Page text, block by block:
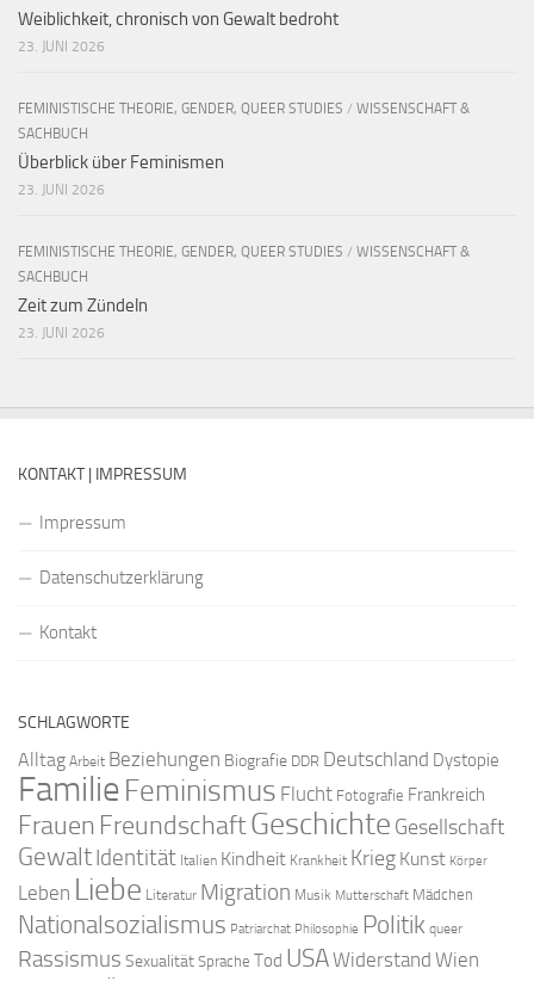
Weiblichkeit, chronisch von Gewalt bedroht
23. JUNI 2026
FEMINISTISCHE THEORIE, GENDER, QUEER STUDIES / WISSENSCHAFT &
SACHBUCH
Überblick über Feminismen
23. JUNI 2026
FEMINISTISCHE THEORIE, GENDER, QUEER STUDIES / WISSENSCHAFT &
SACHBUCH
Zeit zum Zündeln
23. JUNI 2026
KONTAKT | IMPRESSUM
Impressum
Datenschutzerklärung
Kontakt
SCHLAGWORTE
Alltag Arbeit Beziehungen Biografie DDR Deutschland Dystopie
FamilieFeminismus Flucht Fotografie Frankreich
Frauen FreundschaftGeschichte Gesellschaft
GewaltIdentität Italien Kindheit Krankheit Krieg Kunst Körper
Leben Liebe Literatur Migration Musik Mutterschaft Mädchen
Nationalsozialismus Patriarchat Philosophie Politik queer
Rassismus SexualitätSprache Tod USAWiderstand Wien